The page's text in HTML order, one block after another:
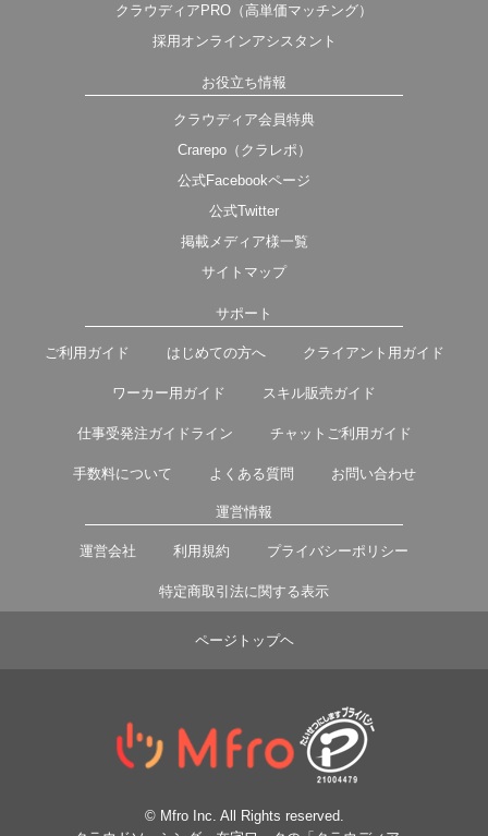
クラウディアPRO（高単価マッチング）
採用オンラインアシスタント
お役立ち情報
クラウディア会員特典
Crarepo（クラレポ）
公式Facebookページ
公式Twitter
掲載メディア様一覧
サイトマップ
サポート
ご利用ガイド はじめての方へ クライアント用ガイド
ワーカー用ガイド スキル販売ガイド
仕事受発注ガイドライン チャットご利用ガイド
手数料について よくある質問 お問い合わせ
運営情報
運営会社 利用規約 プライバシーポリシー
特定商取引法に関する表示
ページトップヘ
© Mfro Inc. All Rights reserved.